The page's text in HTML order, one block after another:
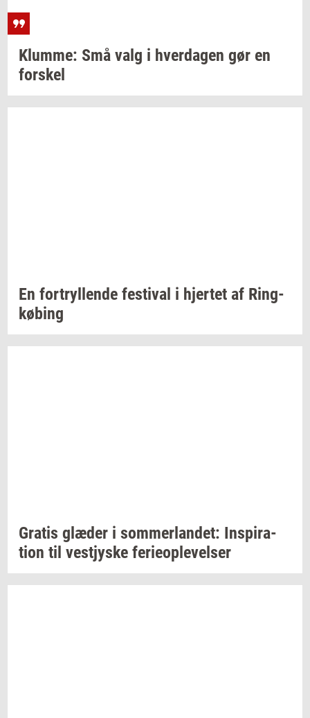
Klum­me: Små valg i hver­da­gen gør en
for­skel
En for­tryl­len­de festi­val i hjer­tet af Ring­
kø­bing
Gra­tis glæ­der i som­mer­lan­det: In­spira­
tion til ve­stjy­ske fe­ri­e­op­le­vel­ser